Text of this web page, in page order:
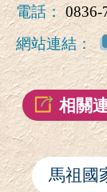
電話： 0836-
網站連結：
相關
馬祖國